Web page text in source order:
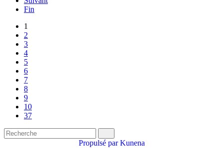
Fin
1
2
3
4
5
6
7
8
9
10
37
Propulsé parKunena